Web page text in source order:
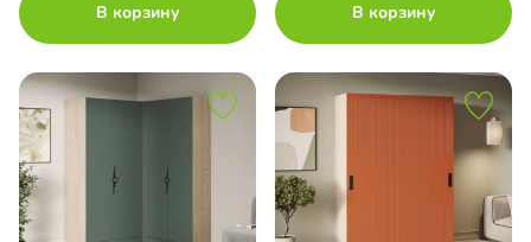
В корзину В корзину